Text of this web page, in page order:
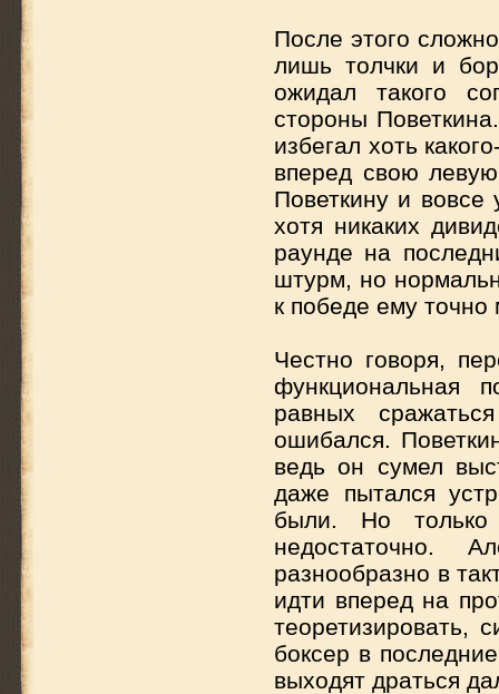
После этого
лишь толчки и
ожидал такого
стороны
избегал хоть
вперед свою
Поветкину и вовсе
хотя никаких
раунде на
штурм, но
к победе ему точно
Честно говоря,
функциональная
равных
ошибался.
ведь он сумел
даже пытался
были. Но только
недостаточно.
разнообразно в
идти вперед на
теоретизировать,
боксер в
выходят драться